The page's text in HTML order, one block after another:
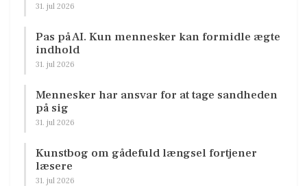
31. jul 2026
Pas på AI. Kun mennesker kan formidle ægte
indhold
31. jul 2026
Mennesker har ansvar for at tage sandheden
på sig
31. jul 2026
Kunstbog om gådefuld længsel fortjener
læsere
31. jul 2026